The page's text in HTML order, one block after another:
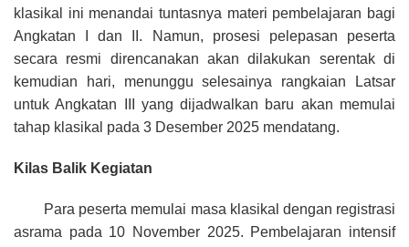
klasikal ini menandai tuntasnya materi pembelajaran bagi
Angkatan I dan II. Namun, prosesi pelepasan peserta
secara resmi direncanakan akan dilakukan serentak di
kemudian hari, menunggu selesainya rangkaian Latsar
untuk Angkatan III yang dijadwalkan baru akan memulai
tahap klasikal pada 3 Desember 2025 mendatang.
Kilas Balik Kegiatan
Para peserta memulai masa klasikal dengan registrasi
asrama pada 10 November 2025. Pembelajaran intensif